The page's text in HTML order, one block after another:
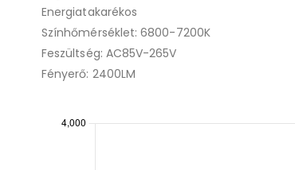
Energiatakarékos
Színhőmérséklet: 6800-7200K
Feszültség: AC85V-265V
Fényerő: 2400LM